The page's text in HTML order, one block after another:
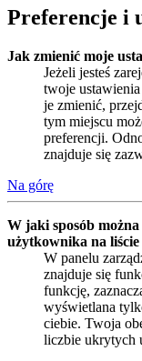
Preferencje i
Jak zmienić moje
Jeżeli jesteś
twoje
je zmienić,
tym miejscu
preferencji.
znajduje się
Na górę
W jaki sposób
użytkownika na
W panelu
znajduje się
funkcję,
wyświetlana
ciebie. Twoja
liczbie ukrytych